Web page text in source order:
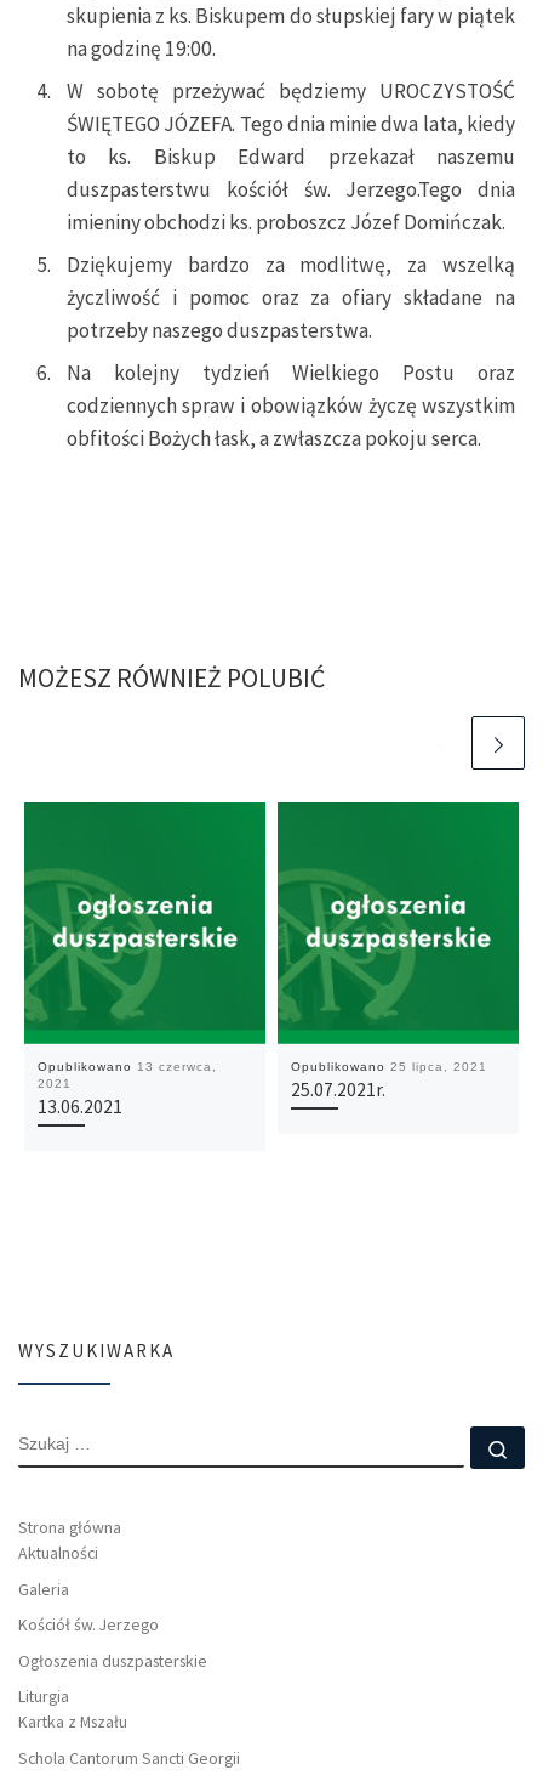
skupienia z ks. Biskupem do słupskiej fary w piątek
na godzinę 19:00.
W sobotę przeżywać będziemy UROCZYSTOŚĆ
ŚWIĘTEGO JÓZEFA. Tego dnia minie dwa lata, kiedy
to ks. Biskup Edward przekazał naszemu
duszpasterstwu kościół św. Jerzego.Tego dnia
imieniny obchodzi ks. proboszcz Józef Domińczak.
Dziękujemy bardzo za modlitwę, za wszelką
życzliwość i pomoc oraz za ofiary składane na
potrzeby naszego duszpasterstwa.
Na kolejny tydzień Wielkiego Postu oraz
codziennych spraw i obowiązków życzę wszystkim
obfitości Bożych łask, a zwłaszcza pokoju serca.
MOŻESZ RÓWNIEŻ POLUBIĆ
Opublikowano 13 czerwca,
2021
13.06.2021
Opublikowano25 lipca, 2021
25.07.2021r.
WYSZUKIWARKA
SZUKAJ
Strona główna
Aktualności
Galeria
Kościół św. Jerzego
Ogłoszenia duszpasterskie
Liturgia
Kartka z Mszału
Schola Cantorum Sancti Georgii